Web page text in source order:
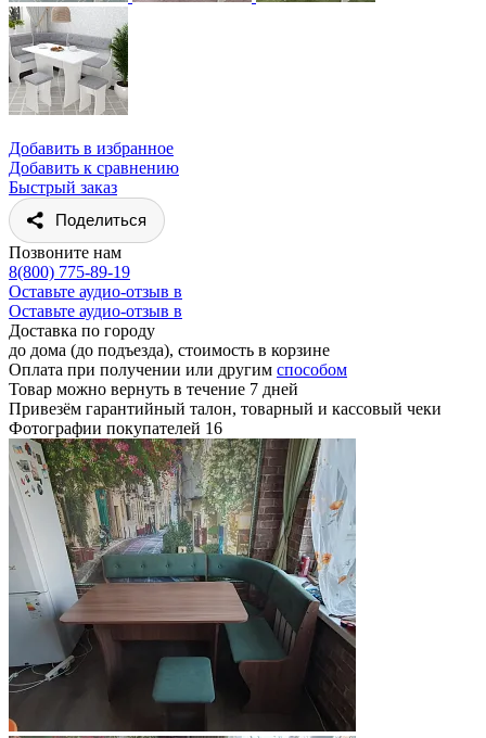
Добавить в избранное
Добавить к сравнению
Быстрый заказ
Поделиться
Позвоните нам
8(800) 775-89-19
Оставьте аудио-отзыв в
Оставьте аудио-отзыв в
Доставка по городу
до дома (до подъезда), стоимость в корзине
Оплата при получении или другим способом
Товар можно вернуть в течение 7 дней
Привезём гарантийный талон, товарный и кассовый чеки
Фотографии покупателей 16